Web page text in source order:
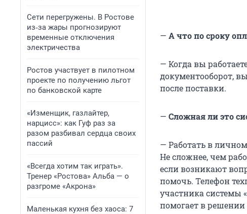
Сети перегружены. В Ростове
из‑за жары прогнозируют
временные отключения
электричества
Ростов участвует в пилотном
проекте по получению льгот
по банковской карте
«Изменщик, газлайтер,
нарцисс»: как Гуф раз за
разом разбивал сердца своих
пассий
«Всегда хотим так играть».
Тренер «Ростова» Альба — о
разгроме «Акрона»
Маленькая кухня без хаоса: 7
— А что по сроку
— Когда вы
документооборот,
после поставки.
— Сложная ли это
— Работать в
Не сложнее, чем
если возникают
помочь. Телефон
участника системы
помогает в